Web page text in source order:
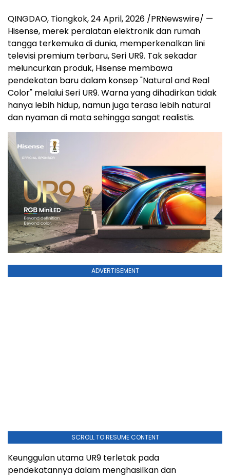
QINGDAO, Tiongkok,24 April, 2026 /PRNewswire/ —
Hisense, merek peralatan elektronik dan rumah
tangga terkemuka di dunia, memperkenalkan lini
televisi premium terbaru, Seri UR9. Tak sekadar
meluncurkan produk, Hisense membawa
pendekatan baru dalam konsep "Natural and Real
Color" melalui Seri UR9. Warna yang dihadirkan tidak
hanya lebih hidup, namun juga terasa lebih natural
dan nyaman di mata sehingga sangat realistis.
ADVERTISEMENT
SCROLL TO RESUME CONTENT
Keunggulan utama UR9 terletak pada
pendekatannya dalam menghasilkan dan